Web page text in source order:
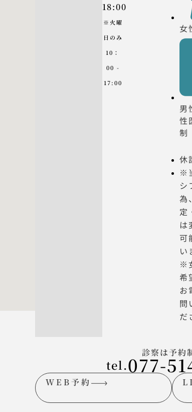
18:00
※火曜
日のみ
10：
00 -
17:00
女
男
性
制
休
※
シ
為
定
は
可
い
※
希
お
問
だ
診察は予約
tel.077-
WEB予約